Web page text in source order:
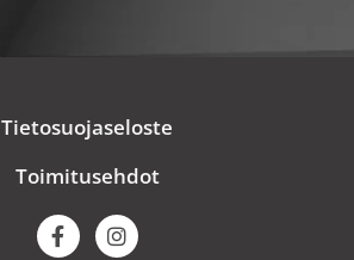
Tietosuojaseloste
Toimitusehdot
F
a
I
n